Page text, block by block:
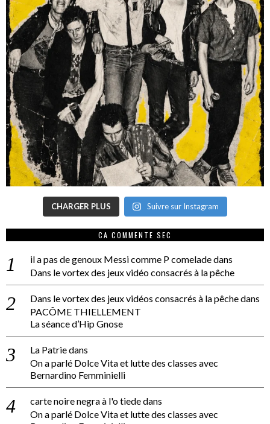
CHARGER PLUS Suivre sur Instagram
CA COMMENTE SEC
il a pas de genoux Messi comme P comeladedans
Dans le vortex des jeux vidéo consacrés à la pêche
Dans le vortex des jeux vidéos consacrés à la pêchedans
PACÔME THIELLEMENT
La séance d’Hip Gnose
La Patriedans
On a parlé Dolce Vita et lutte des classes avec
Bernardino Femminielli
carte noire negra à l'o tiededans
On a parlé Dolce Vita et lutte des classes avec